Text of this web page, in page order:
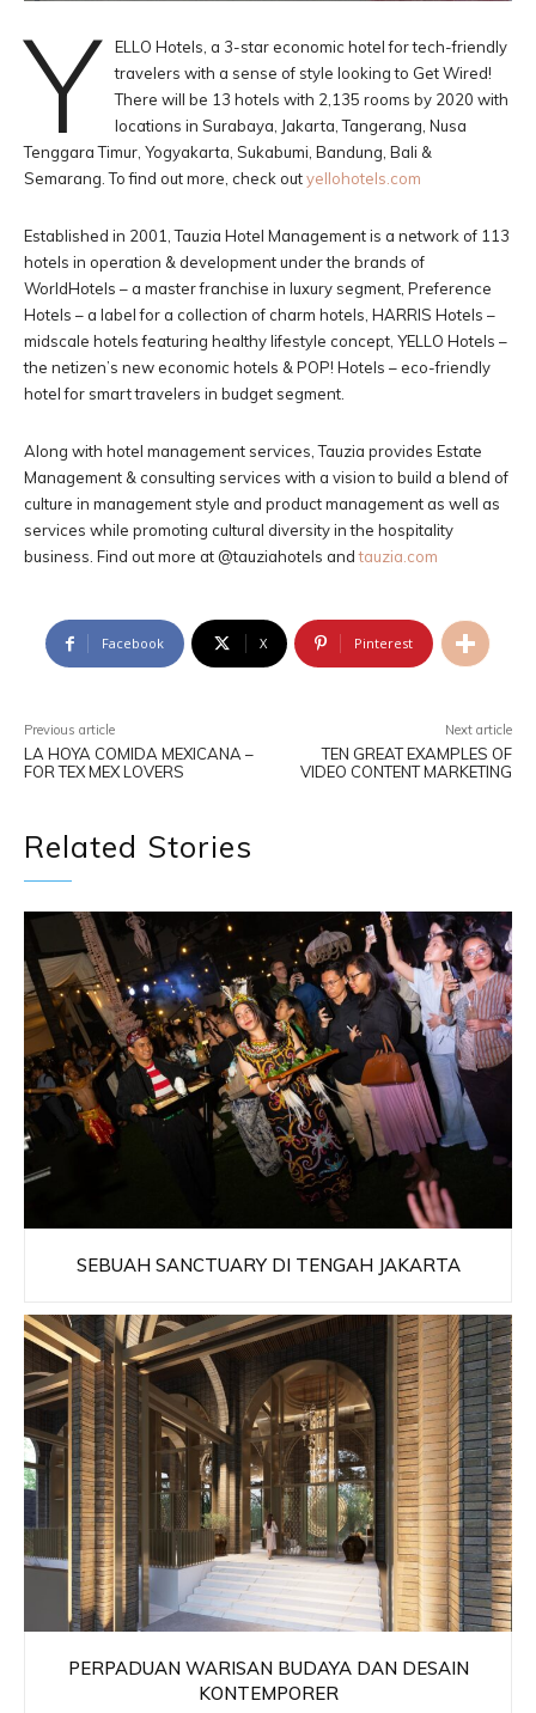
Y
ELLO Hotels, a 3-star economic hotel for tech-friendly
travelers with a sense of style looking to Get Wired!
There will be 13 hotels with 2,135 rooms by 2020 with
locations in Surabaya, Jakarta, Tangerang, Nusa
Tenggara Timur, Yogyakarta, Sukabumi, Bandung, Bali &
Semarang. To find out more, check outyellohotels.com
Established in 2001, Tauzia Hotel Management is a network of 113
hotels in operation & development under the brands of
WorldHotels – a master franchise in luxury segment, Preference
Hotels – a label for a collection of charm hotels, HARRIS Hotels –
midscale hotels featuring healthy lifestyle concept, YELLO Hotels –
the netizen’s new economic hotels & POP! Hotels – eco-friendly
hotel for smart travelers in budget segment.
Along with hotel management services, Tauzia provides Estate
Management & consulting services with a vision to build a blend of
culture in management style and product management as well as
services while promoting cultural diversity in the hospitality
business. Find out more at @tauziahotels andtauzia.com
Facebook X Pinterest
Previous article
LA HOYA COMIDA MEXICANA –
FOR TEX MEX LOVERS
Next article
TEN GREAT EXAMPLES OF
VIDEO CONTENT MARKETING
Related Stories
SEBUAH SANCTUARY DI TENGAH JAKARTA
PERPADUAN WARISAN BUDAYA DAN DESAIN
KONTEMPORER